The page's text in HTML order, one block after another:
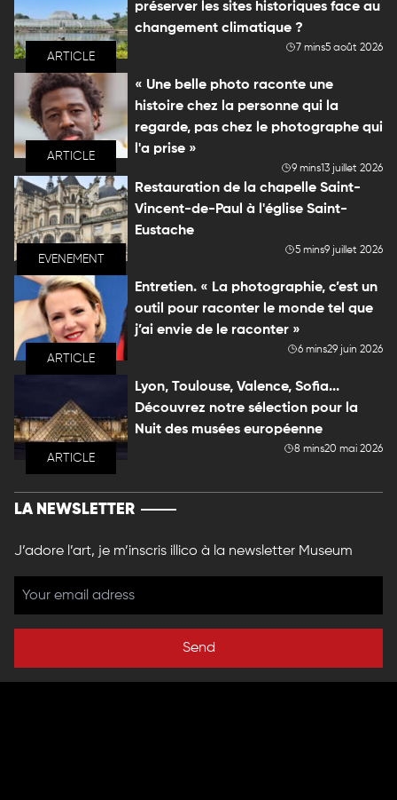
ARTICLE
préserver les sites historiques face au
changement climatique ?
7 mins5 août 2026
ARTICLE
« Une belle photo raconte une
histoire chez la personne qui la
regarde, pas chez le photographe qui
l'a prise »
9 mins 13 juillet 2026
EVENEMENT
Restauration de la chapelle Saint-
Vincent-de-Paul à l'église Saint-
Eustache
5 mins9 juillet 2026
ARTICLE
Entretien. « La photographie, c’est un
outil pour raconter le monde tel que
j’ai envie de le raconter »
6 mins29 juin 2026
ARTICLE
Lyon, Toulouse, Valence, Sofia...
Découvrez notre sélection pour la
Nuit des musées européenne
8 mins20 mai 2026
LA NEWSLETTER
J’adore l’art, je m’inscris illico à la newsletter Museum
Send